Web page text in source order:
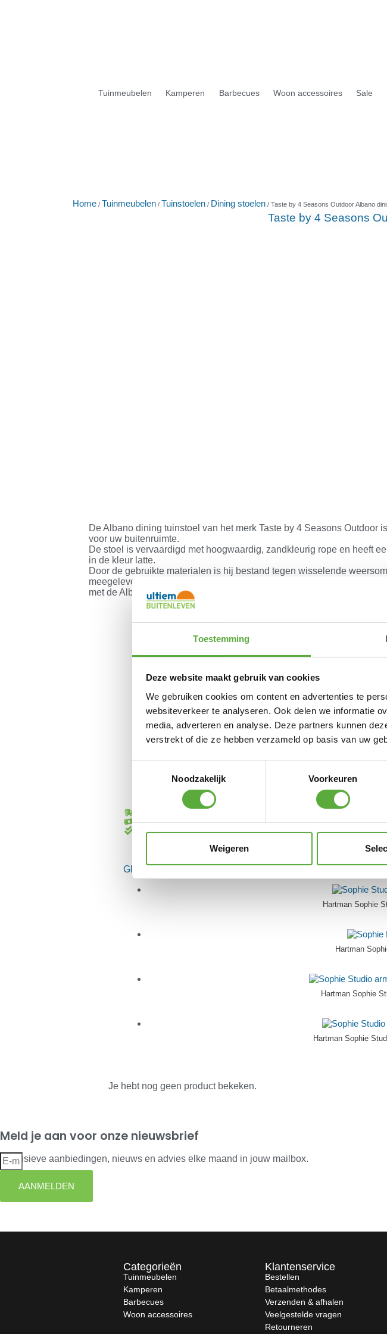
Toestemming
Deze website maakt gebruik van cookies
We gebruiken cookies om content en advertenties te
websiteverkeer te analyseren. Ook delen we informatie
media, adverteren en analyse. Deze partners kunnen
verstrekt of die ze hebben verzameld op basis van uw
Noodzakelijk
Voorkeuren
Weigeren
Tuinmeubelen Kamperen Barbecues Woon accessoires Sale
Home / Tuinmeubelen / Tuinstoelen / Dining stoelen / Taste by 4 Seasons Outdoor Albano
Taste by 4 Seasons
De Albano dining tuinstoel van het merk Taste by 4 Seasons Outdoor
voor uw buitenruimte.
De stoel is vervaardigd met hoogwaardig, zandkleurig rope en heeft
in de kleur latte.
Door de gebruikte materialen is hij bestand tegen wisselende
meegeleverde kussens zorgen voor extra comfort, waardoor lang
met de Albano dining tuinstoel.
Achteraf betalen mogelijk
Kopersbescherming met Trusted Shops
GERELATEERDE PRODUCTEN
Hartman Sophie
Hartman
Hartman Sophie
Hartman Sophie
Je hebt nog geen product bekeken.
Meld je aan voor onze nieuwsbrief
Exclusieve aanbiedingen, nieuws en advies elke maand in jouw mailbox.
AANMELDEN
Categorieën
Tuinmeubelen
Kamperen
Barbecues
Woon accessoires
Klantenservice
Bestellen
Betaalmethodes
Verzenden & afhalen
Veelgestelde vragen
Retourneren